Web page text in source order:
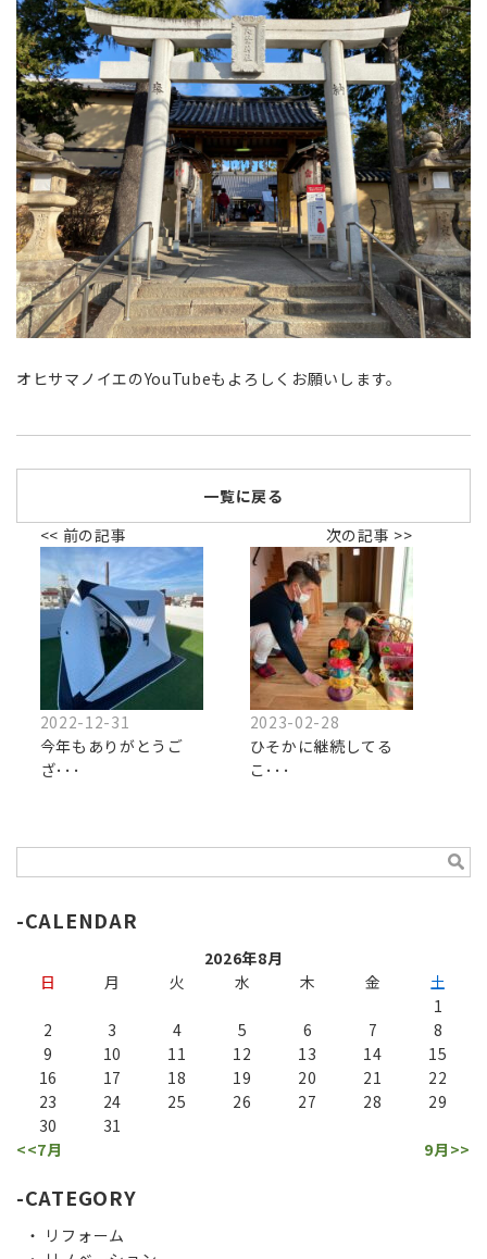
オヒサマノイエのYouTubeもよろしくお願いします。
<< 前の記事
2022-12-31
今年もありがとうご
ざ･･･
一覧に戻る
次の記事 >>
2023-02-28
ひそかに継続してる
こ･･･
CALENDAR
2026年8月
日
月 火 水 木 金
土
1
2
3 4 5 6 7
8
9
10 11 12 13 14
15
16
17 18 19 20 21
22
23
24 25 26 27 28
29
30
31
<<7月
9月>>
CATEGORY
リフォーム